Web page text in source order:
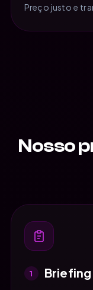
Preço justo e
Nosso
1